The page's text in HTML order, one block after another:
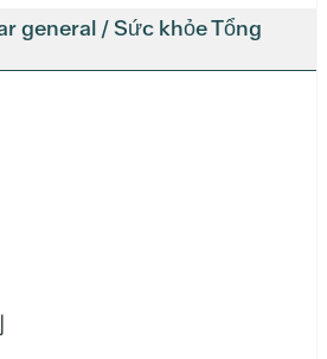
general / Sức khỏe Tổng